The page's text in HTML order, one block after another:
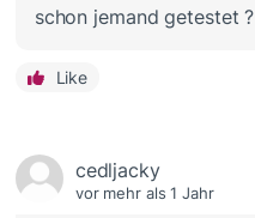
schon jemand getestet ?
Like
cedljacky
vor mehr als 1 Jahr